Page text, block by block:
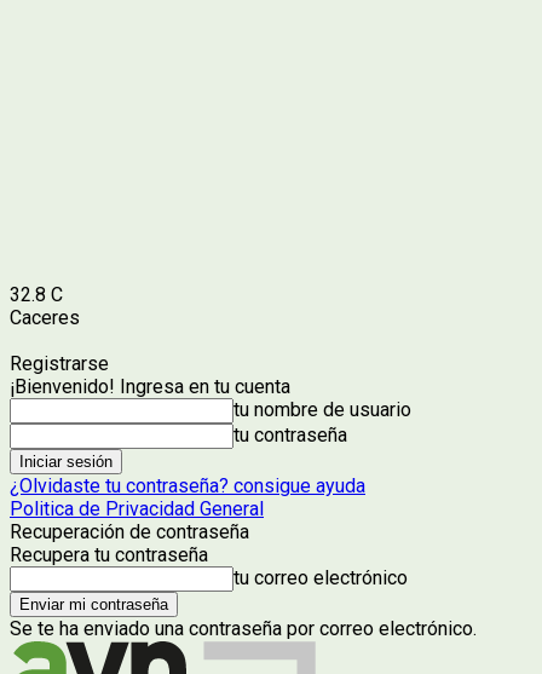
32.8 C
Caceres
Registrarse
¡Bienvenido! Ingresa en tu cuenta
tu nombre de usuario
tu contraseña
¿Olvidaste tu contraseña? consigue ayuda
Politica de Privacidad General
Recuperación de contraseña
Recupera tu contraseña
tu correo electrónico
Se te ha enviado una contraseña por correo electrónico.